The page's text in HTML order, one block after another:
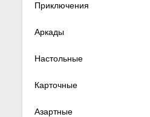
Приключения
Аркады
Настольные
Карточные
Азартные